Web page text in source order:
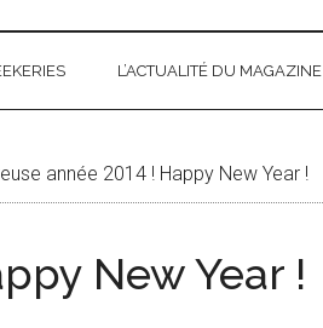
L’ACTUALITÉ DU MAGAZINE
année 2014 ! Happy New Year !
New Year !